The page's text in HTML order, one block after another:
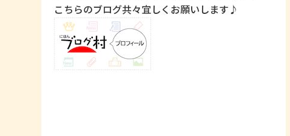
こちらのブログ共々宜しくお願いします♪